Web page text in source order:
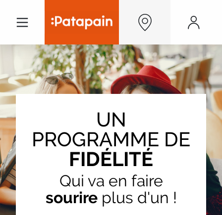
Menu
UN
PROGRAMME DE
FIDÉLITÉ
Qui va en faire
sourire plus d'un !